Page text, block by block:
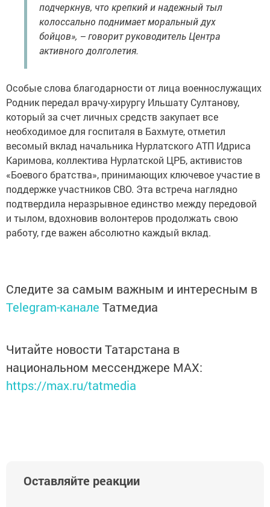
подчеркнув, что крепкий и надежный тыл
колоссально поднимает моральный дух
бойцов», – говорит руководитель Центра
активного долголетия.
Особые слова благодарности от лица военнослужащих
Родник передал врачу-хирургу Ильшату Султанову,
который за счет личных средств закупает все
необходимое для госпиталя в Бахмуте, отметил
весомый вклад начальника Нурлатского АТП Идриса
Каримова, коллектива Нурлатской ЦРБ, активистов
«Боевого братства», принимающих ключевое участие в
поддержке участников СВО. Эта встреча наглядно
подтвердила неразрывное единство между передовой
и тылом, вдохновив волонтеров продолжать свою
работу, где важен абсолютно каждый вклад.
Следите за самым важным и интересным в
Telegram-канале Татмедиа
Читайте новости Татарстана в
национальном мессенджере MАХ:
https://max.ru/tatmedia
Оставляйте реакции